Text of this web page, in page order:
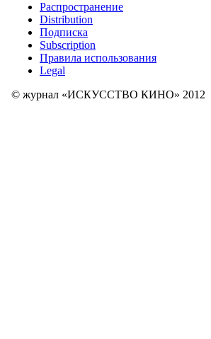
Распространение
Distribution
Подписка
Subscription
Правила использования
Legal
© журнал «ИСКУССТВО КИНО» 2012